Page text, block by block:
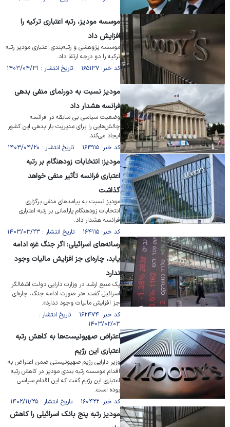
موسسه مودیز، رتبه اعتباری ترکیه را
افزایش داد
موسسه پژوهشی و رتبه‌بندی اعتباری مودیز رتبه
ترکیه را دو درجه ارتقا داد.
کد خبر: ۱۶۵۱۳۷ تاریخ انتشار : ۱۴۰۳/۰۴/۳۱
مودیز نسبت به دورنمای منفی بدهی
فرانسه هشدار داد
وضعیت سیاسی بی سابقه در فرانسه
چالش‌هایی را برای مدیریت بار بدهی این کشور
ایجاد می‌کند.
کد خبر: ۱۶۴۹۱۵ تاریخ انتشار : ۱۴۰۳/۰۴/۲۰
مودیز: انتخابات زودهنگام بر رتبه
اعتباری فرانسه تأثیر منفی خواهد
گذاشت
مودیز نسبت به پیامد‌های منفی برگزاری
انتخابات زودهنگام پارلمانی بر رتبه اعتباری
فرانسه هشدار داد.
کد خبر: ۱۶۴۱۱۵ تاریخ انتشار : ۱۴۰۳/۰۳/۲۳
رسانه‌های اسرائیلی: اگر جنگ غزه ادامه
یابد، چاره‌ای جز افزایش مالیات وجود
ندارد
یک منبع ارشد در وزارت دارایی دولت اشغالگر
اسرائیل گفت: «در صورت ادامه جنگ، چاره‌ای
جز افزایش مالیات وجود ندارد».
کد خبر: ۱۶۲۴۷۴ تاریخ انتشار :
۱۴۰۳/۰۲/۰۳
اعتراض صهیونیست‌ها به کاهش رتبه
اعتباری این رژیم
وزیر دارایی رژیم صهیونیستی ضمن اعتراض به
اقدام موسسه رتبه بندی مودیز در کاهش رتبه
اعتباری این رژیم گفت که این اقدام سیاسی
بوده است.
کد خبر: ۱۶۰۴۲۲ تاریخ انتشار : ۱۴۰۲/۱۱/۲۵
مودیز رتبه پنج بانک اسرائیلی را کاهش